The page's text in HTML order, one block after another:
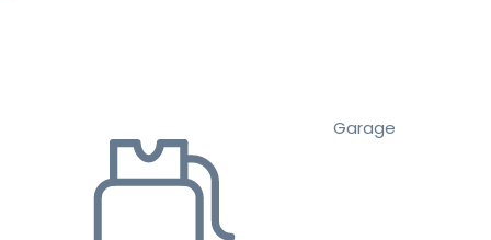
Garage